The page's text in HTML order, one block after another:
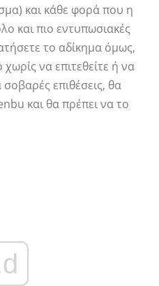
και κάθε φορά που η
και πιο εντυπωσιακές
το αδίκημα όμως,
να επιτεθείτε ή να
σοβαρές επιθέσεις, θα
και θα πρέπει να το